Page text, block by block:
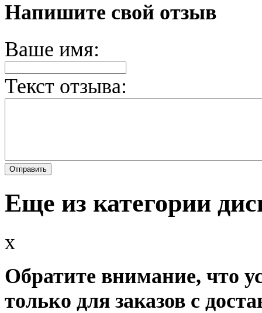
Напишите свой отзыв
Ваше имя:
Текст отзыва:
Еще из категории
x
Обратите внимание, что
только для заказов с